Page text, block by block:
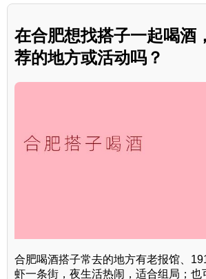
在合肥想找搭子一起喝酒
荐的地方或活动吗？
合肥喝酒搭子常去的地方有老报馆、
虾一条街，夜生活热闹，适合组局；也